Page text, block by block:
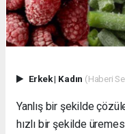
Erkek| Kadın (Haberi
Yanlış bir şekilde
hızlı bir şekilde